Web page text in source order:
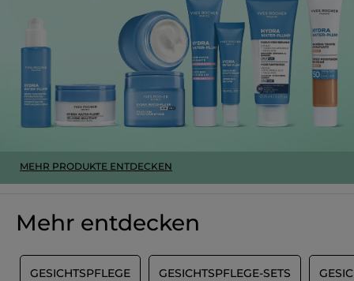
MEHR PRODUKTE ENTDECKEN
Mehr entdecken
GESICHTSPFLEGE GESICHTSPFLEGE-SETS